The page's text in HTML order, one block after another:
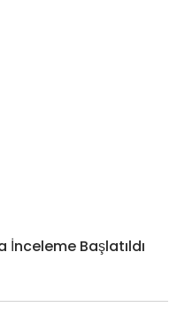
İnceleme Başlatıldı